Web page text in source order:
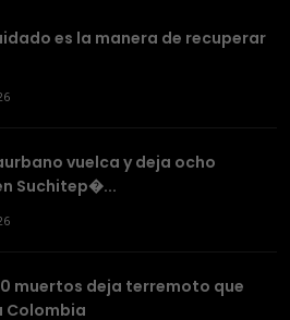
es la manera de recuperar
vuelca y deja ocho
Suchitep�...
muertos deja terremoto que
Colombia